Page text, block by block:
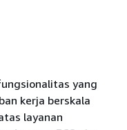
yang
kerja berskala
layanan